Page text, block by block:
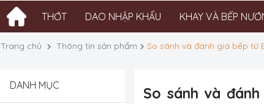
THỚT DAO NHẬP KHẨU KHAY VÀ BẾP
Trang chủ Thông tin sản phẩm So sánh và đánh giá bếp từ
DANH MỤC
So sánh và